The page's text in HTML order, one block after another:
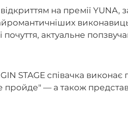
на премії
виконавиць
актуальне
STAGE співачка виконає
— а також